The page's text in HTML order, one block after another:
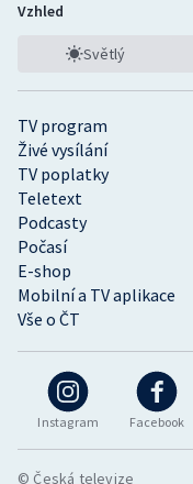
Instagram Facebook
TV program
Živé vysílání
TV poplatky
Teletext
Podcasty
Počasí
E-shop
Mobilní a TV aplikace
Vše o ČT
Vzhled
Světlý
© Česká televize